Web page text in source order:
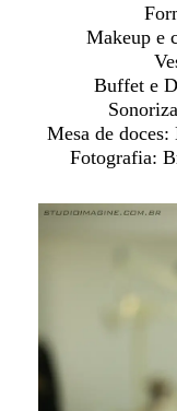
Makeup e
Buffet e
Mesa de
Fotografia: